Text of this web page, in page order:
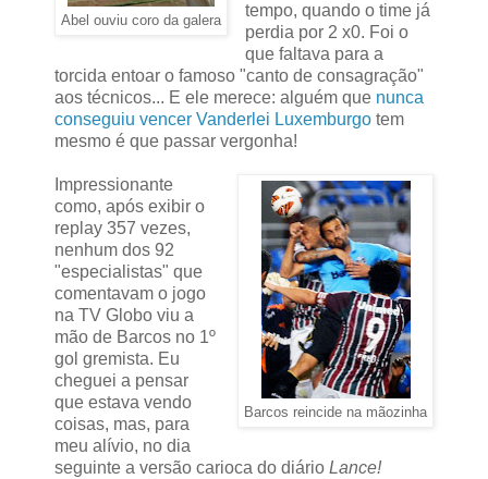
Abel ouviu coro da galera
tempo, quando o time já
perdia por 2 x0. Foi o
que faltava para a
torcida entoar o famoso "canto de consagração"
aos técnicos... E ele merece: alguém que nunca
conseguiu vencer Vanderlei Luxemburgo tem
mesmo é que passar vergonha!
Barcos reincide na mãozinha
Impressionante
como, após exibir o
replay 357 vezes,
nenhum dos 92
"especialistas" que
comentavam o jogo
na TV Globo viu a
mão de Barcos no 1º
gol gremista. Eu
cheguei a pensar
que estava vendo
coisas, mas, para
meu alívio, no dia
seguinte a versão carioca do diário Lance!